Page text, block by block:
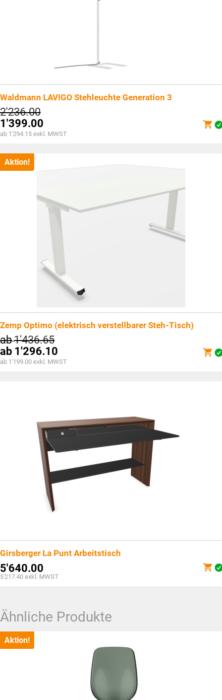
Waldmann LAVIGO Stehleuchte Generation 3
2'236.00
1'399.00
ab 1'294.15 exkl. MWST
Aktion!
Zemp Optimo (elektrisch verstellbarer Steh-Tisch)
ab1'436.65
ab 1'296.10
ab 1'199.00 exkl. MWST
Girsberger La Punt Arbeitstisch
5'640.00
5'217.40 exkl. MWST
Ähnliche Produkte
Aktion!